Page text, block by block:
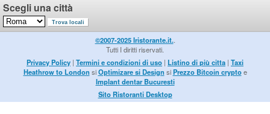
Scegli una città
©2007-2025 Iristorante.it..
Tutti I diritti riservati.
Privacy Policy | Termini e condizioni di uso | Listino di più citta | Taxi
Heathrow to London siOptimizare si Design siPrezzo Bitcoin cryptoe
Implant dentar Bucuresti
Sito Ristoranti Desktop